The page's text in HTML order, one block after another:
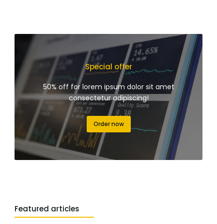
Special offer
50% off for lorem ipsum dolor sit amet
consectetur adipiscing!
Order now
Featured articles